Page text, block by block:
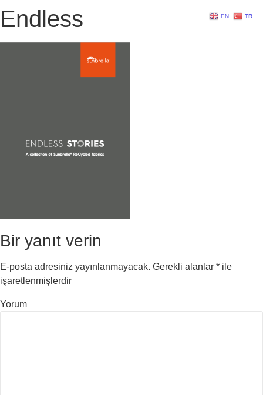
Endless
Bir yanıt verin
E-posta adresiniz yayınlanmayacak. Gerekli alanlar * ile
işaretlenmişlerdir
Yorum
EN TR